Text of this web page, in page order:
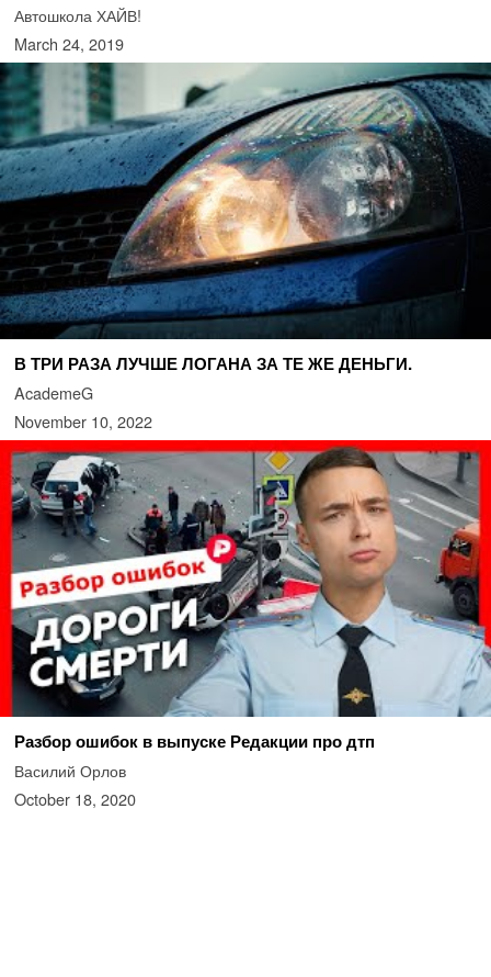
Автошкола ХАЙВ!
March 24, 2019
В ТРИ РАЗА ЛУЧШЕ ЛОГАНА ЗА ТЕ ЖЕ ДЕНЬГИ.
AcademeG
November 10, 2022
Разбор ошибок в выпуске Редакции про дтп
Василий Орлов
October 18, 2020